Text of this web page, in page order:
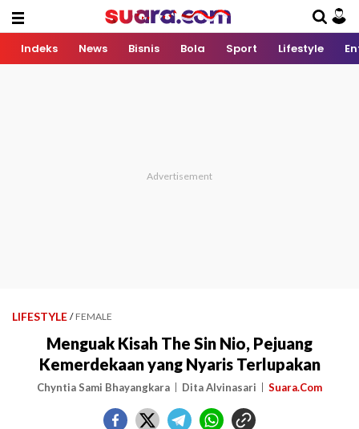
Indeks News Bisnis Bola Sport Lifestyle
LIFESTYLE / FEMALE
Menguak Kisah The Sin Nio, Pejuang
Kemerdekaan yang Nyaris Terlupakan
Chyntia Sami Bhayangkara Dita Alvinasari Suara.Com